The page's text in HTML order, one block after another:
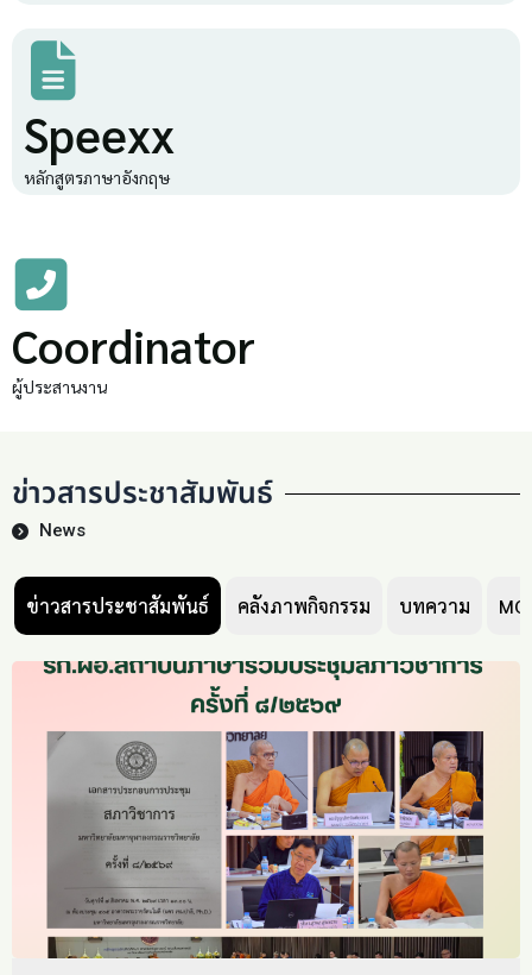
Speexx
หลักสูตรภาษาอังกฤษ
Coordinator
ผู้ประสานงาน
ข่าวสารประชาสัมพันธ์
News
ข่าวสารประชาสัมพันธ์ คลังภาพกิจกรรม บทความ